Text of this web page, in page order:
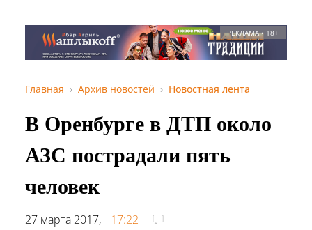
РЕКЛАМА • 18+
Главная Архив новостей Новостная лента
В Оренбурге в ДТП около
АЗС пострадали пять
человек
27 марта 2017,
17:22